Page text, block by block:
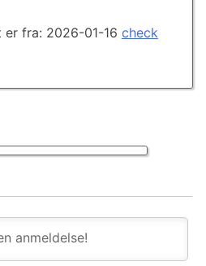
fra: 2026-01-16 check